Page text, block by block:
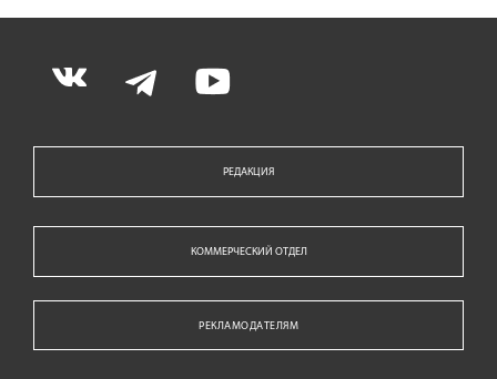
РЕДАКЦИЯ
КОММЕРЧЕСКИЙ ОТДЕЛ
РЕКЛАМОДАТЕЛЯМ